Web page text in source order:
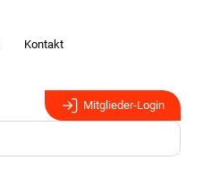
Kontakt
Mitglieder-Login